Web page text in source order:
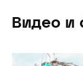
Видео и